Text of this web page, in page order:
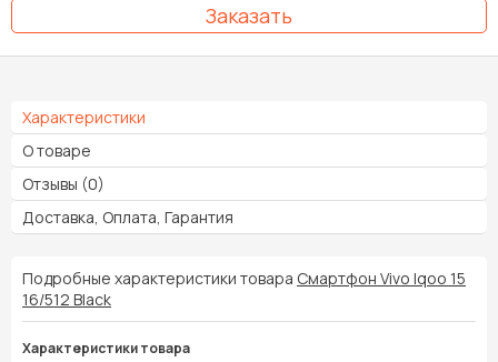
Характеристики
О товаре
Отзывы (0)
Доставка, Оплата, Гарантия
Подробные характеристики товара Смартфон Vivo Iqoo 15
16/512 Black
Характеристики товара